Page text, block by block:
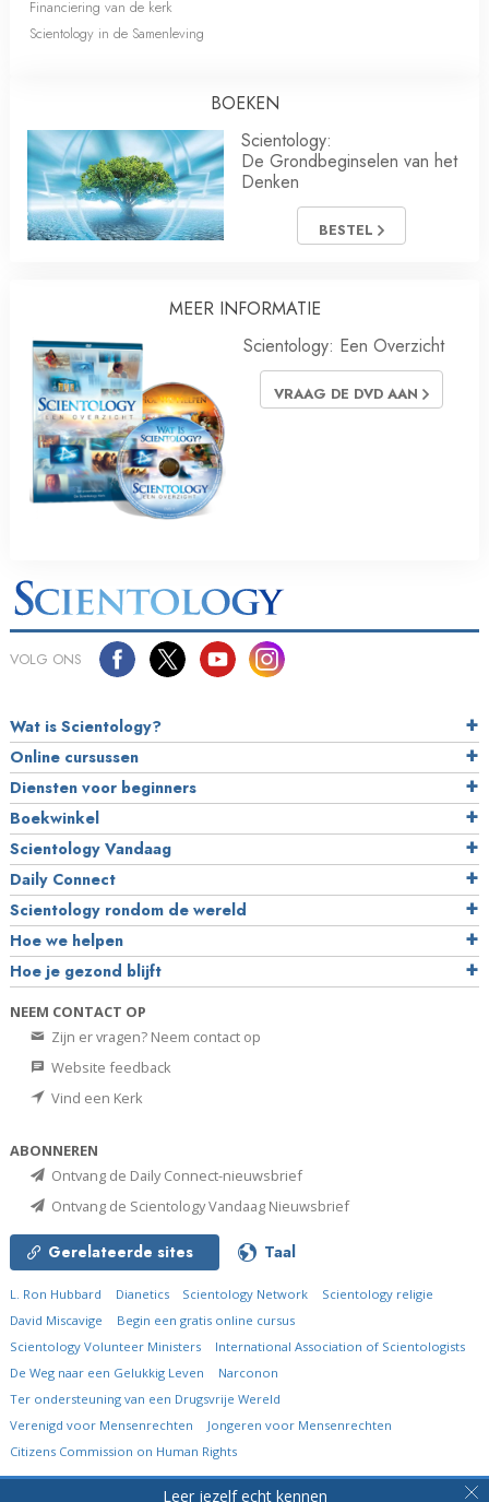
Financiering van de kerk
Scientology in de Samenleving
BOEKEN
Scientology:
De Grondbeginselen van het
Denken
BESTEL
MEER INFORMATIE
Scientology: Een Overzicht
VRAAG DE DVD AAN
Leer jezelf echt kennen
VOLG ONS
Wat is Scientology?
Online cursussen
Diensten voor beginners
Boekwinkel
Scientology Vandaag
Daily Connect
Scientology rondom de wereld
Hoe we helpen
Hoe je gezond blijft
NEEM CONTACT OP
Zijn er vragen? Neem contact op
Website feedback
Vind een Kerk
ABONNEREN
Ontvang de Daily Connect-nieuwsbrief
Ontvang de Scientology Vandaag Nieuwsbrief
Gerelateerde sites Taal
L. Ron Hubbard Dianetics Scientology Network
Scientology religie
David Miscavige
Begin een gratis online cursus
Scientology Volunteer Ministers
International Association of Scientologists
De Weg naar een Gelukkig Leven
Narconon
Ter ondersteuning van een Drugsvrije Wereld
Verenigd voor Mensenrechten
Jongeren voor Mensenrechten
Citizens Commission on Human Rights
Church of Scientology International. Alle rechten voorbehouden.